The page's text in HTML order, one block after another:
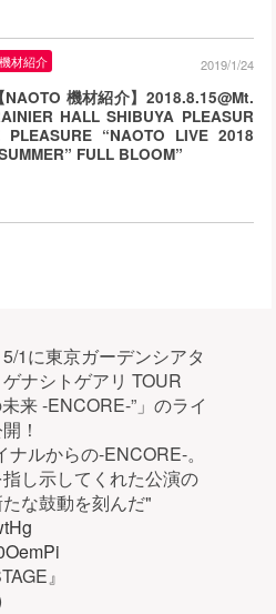
【NAOTO 機材紹介】2018.8.15@Mt.
HALL SHIBUYA PLEASUR
PLEASURE “NAOTO LIVE 2018
FULL BLOOM”
機材紹介 2019/1/24
5/1に東京ガーデンシアタ
ナシトゲアリ TOUR
来 -ENCORE-”」のライ
！
ルからの-ENCORE-。
し示してくれた公演の
な鼓動を刻んだ"
』